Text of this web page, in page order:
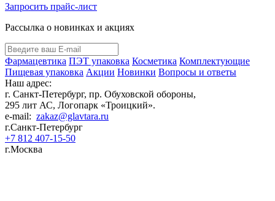
Запросить прайс-лист
Рассылка о новинках и акциях
Фармацевтика ПЭТ упаковка Косметика Комплектующие
Пищевая упаковка Акции Новинки Вопросы и ответы
Наш адрес:
г. Санкт-Петербург, пр. Обуховской обороны,
295 лит АС, Логопарк «Троицкий».
e-mail: zakaz@glavtara.ru
г.Санкт-Петербург
+7 812 407-15-50
г.Москва